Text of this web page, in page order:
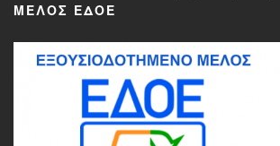
ΜΈΛΟΣ ΕΔΟΕ